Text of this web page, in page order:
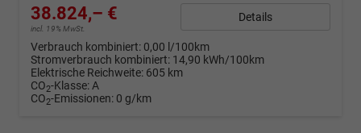
38.824,– €
incl. 19% MwSt.
Details
Verbrauch kombiniert: 0,00 l/100km
Stromverbrauch kombiniert: 14,90 kWh/100km
Elektrische Reichweite: 605 km
CO2-Klasse:A
CO2-Emissionen: 0 g/km